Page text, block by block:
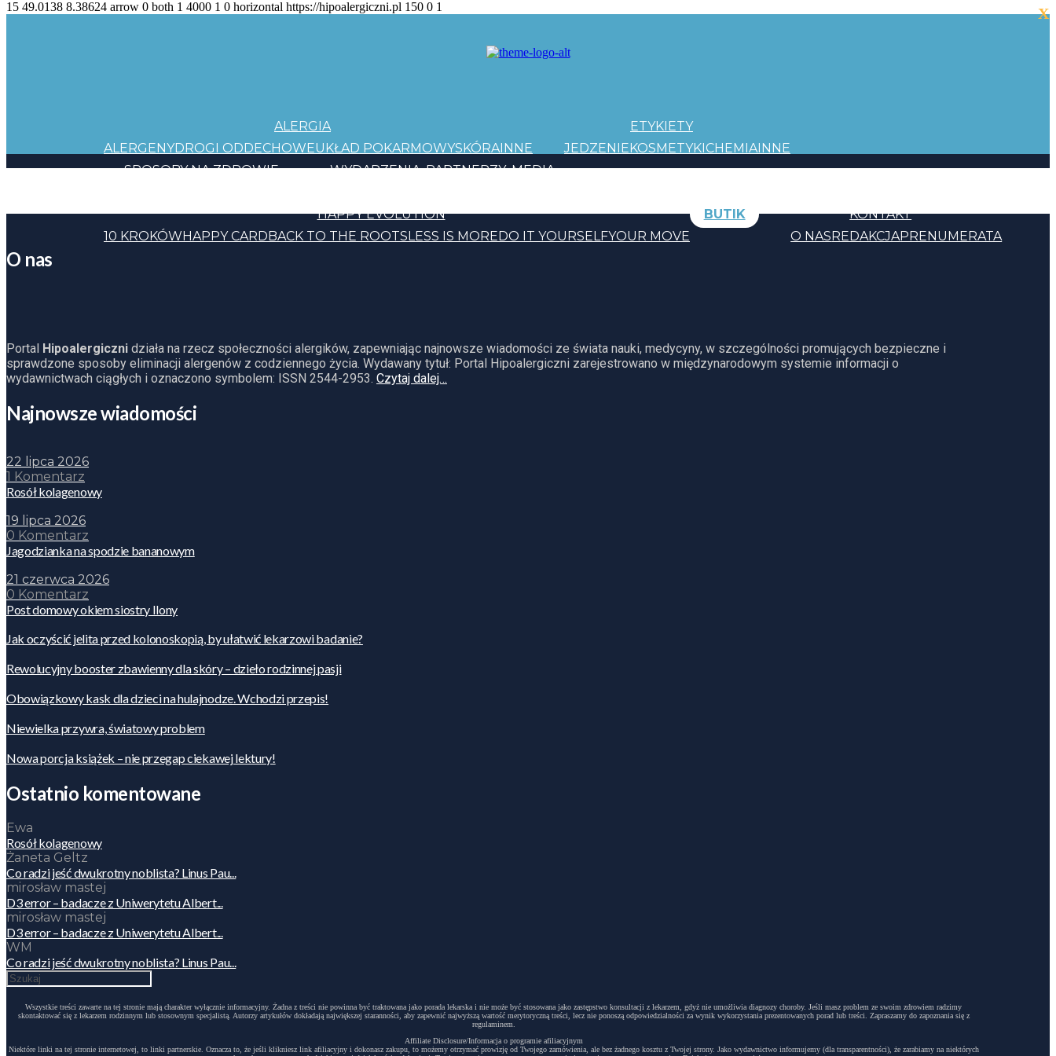
15 49.0138 8.38624 arrow 0 both 1 4000 1 0 horizontal https://hipoalergiczni.pl 150 0 1
ALERGIA
ALERGENYDROGI ODDECHOWEUKŁAD POKARMOWYSKÓRAINNE
ETYKIETY
JEDZENIEKOSMETYKICHEMIAINNE
SPOSOBY NA ZDROWIE
WYDARZENIA PARTNERZY MEDIA
HAPPY EVOLUTION
10 KROKÓWHAPPY CARDBACK TO THE ROOTSLESS IS MOREDO IT YOURSELFYOUR MOVE
BUTIK
KONTAKT
O NASREDAKCJAPRENUMERATA
O nas
Portal Hipoalergiczni działa na rzecz społeczności alergików, zapewniając najnowsze wiadomości ze świata nauki, medycyny, w szczególności promujących bezpieczne i
sprawdzone sposoby eliminacji alergenów z codziennego życia. Wydawany tytuł: Portal Hipoalergiczni zarejestrowano w międzynarodowym systemie informacji o
wydawnictwach ciągłych i oznaczono symbolem: ISSN 2544-2953. Czytaj dalej…
Najnowsze wiadomości
22 lipca 2026
1 Komentarz
Rosół kolagenowy
19 lipca 2026
0 Komentarz
Jagodzianka na spodzie bananowym
21 czerwca 2026
0 Komentarz
Post domowy okiem siostry Ilony
Jak oczyścić jelita przed kolonoskopią, by ułatwić lekarzowi badanie?
Rewolucyjny booster zbawienny dla skóry – dzieło rodzinnej pasji
Obowiązkowy kask dla dzieci na hulajnodze. Wchodzi przepis!
Niewielka przywra, światowy problem
Nowa porcja książek – nie przegap ciekawej lektury!
Ostatnio komentowane
Ewa
Rosół kolagenowy
Żaneta Geltz
Co radzi jeść dwukrotny noblista? Linus Pau...
mirosław mastej
D3 error – badacze z Uniwerytetu Albert...
mirosław mastej
D3 error – badacze z Uniwerytetu Albert...
WM
Co radzi jeść dwukrotny noblista? Linus Pau...
Wszystkie treści zawarte na tej stronie mają charakter wyłącznie informacyjny. Żadna z treści nie powinna być traktowana jako porada lekarska i nie może być stosowana jako zastępstwo konsultacji z lekarzem, gdyż nie umożliwia diagnozy choroby. Jeśli masz problem ze swoim zdrowiem radzimy
skontaktować się z lekarzem rodzinnym lub stosownym specjalistą. Autorzy artykułów dokładają największej staranności, aby zapewnić najwyższą wartość merytoryczną treści, lecz nie ponoszą odpowiedzialności za wynik wykorzystania prezentowanych porad lub treści. Zapraszamy do zapoznania się z
regulaminem.
Affiliate Disclosure/Informacja o programie afiliacyjnym
Niektóre linki na tej stronie internetowej, to linki partnerskie. Oznacza to, że jeśli klikniesz link afiliacyjny i dokonasz zakupu, to możemy otrzymać prowizję od Twojego zamówienia, ale bez żadnego kosztu z Twojej strony. Jako wydawnictwo informujemy (dla transparentności), że zarabiamy na niektórych
X